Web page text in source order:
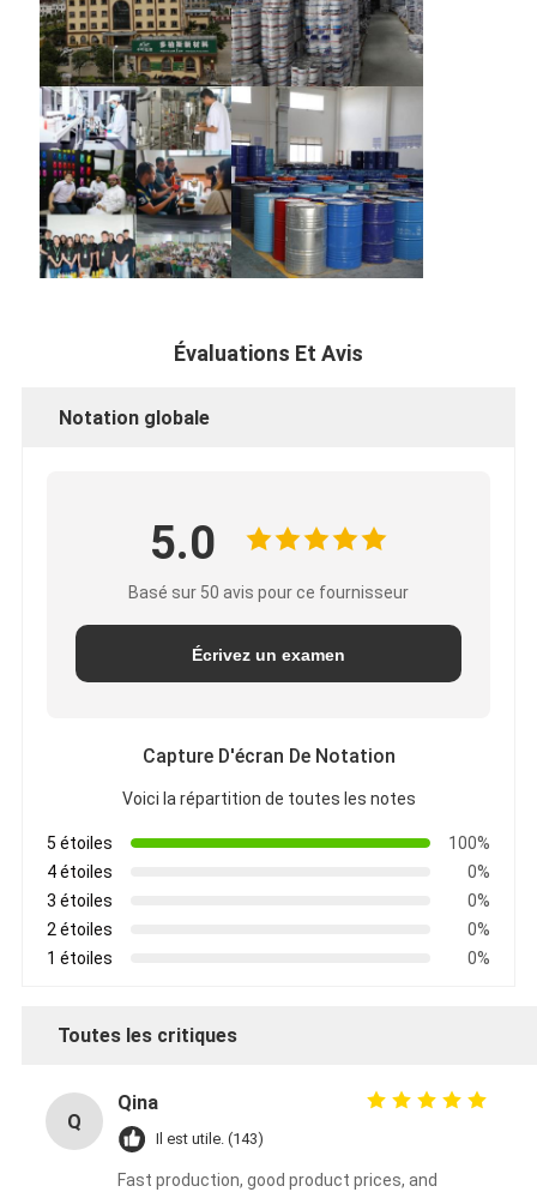
Évaluations Et Avis
Notation globale
5.0
Basé sur 50 avis pour ce fournisseur
Écrivez un examen
Capture D'écran De Notation
Voici la répartition de toutes les notes
5 étoiles
100%
4 étoiles
0%
3 étoiles
0%
2 étoiles
0%
1 étoiles
0%
Toutes les critiques
Q
Qina
Il est utile. (143)
Fast production, good product prices, and